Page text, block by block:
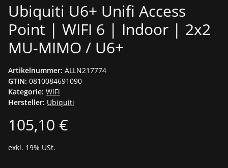
Ubiquiti U6+ Unifi Access
Point | WIFI 6 | Indoor | 2x2
MU-MIMO / U6+
Artikelnummer: ALLN217774
GTIN: 0810084691090
Kategorie: WiFi
Hersteller: Ubiquiti
105,10 €
exkl. 19% USt.